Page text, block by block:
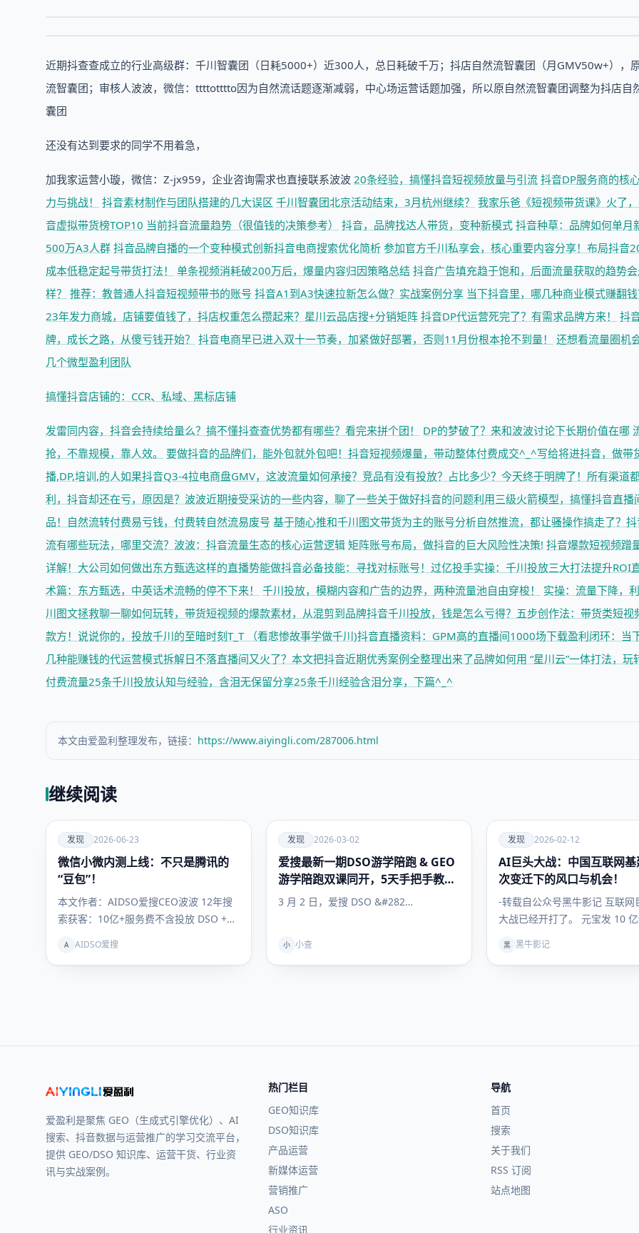
近期抖查查成立的行业高级群：千川智囊团（日耗5000+）近300人，总日耗破千万；抖店自然流智囊团（月GMV50w+），
流智囊团；审核人波波，微信：ttttotttto因为自然流话题逐渐减弱，中心场运营话题加强，所以原自然流智囊团调整为抖店自
囊团
还没有达到要求的同学不用着急，
加我家运营小璇，微信：Z-jx959，企业咨询需求也直接联系波波 20条经验，搞懂抖音短视频放量与引流 抖音DP服务商的核
力与挑战！
抖音素材制作与团队搭建的几大误区 千川智囊团北京活动结束，3月杭州继续？ 我家乐爸《短视频带货课》火了
音虚拟带货榜TOP10 当前抖音流量趋势（很值钱的决策参考） 抖音，品牌找达人带货，变种新模式 抖音种草：品牌如何单月
500万A3人群 抖音品牌自播的一个变种模式创新抖音电商搜索优化简析 参加官方千川私享会，核心重要内容分享！ 布局抖音
成本低稳定起号带货打法！
单条视频消耗破200万后，爆量内容归因策略总结 抖音广告填充趋于饱和，后面流量获取的趋势
样？ 推荐：教普通人抖音短视频带书的账号 抖音A1到A3快速拉新怎么做？实战案例分享 当下抖音里，哪几种商业模式赚翻钱
23年发力商城，店铺要值钱了，抖店权重怎么攒起来？星川云品店搜+分销矩阵 抖音DP代运营死完了？有需求品牌方来！
抖
牌，成长之路，从傻亏钱开始？ 抖音电商早已进入双十一节奏，加紧做好部署，否则11月份根本抢不到量！
还想看流量圈机
几个微型盈利团队
搞懂抖音店铺的：CCR、私域、黑标店铺
发雷同内容，抖音会持续给量么？ 搞不懂抖查查优势都有哪些？看完来拼个团！ DP的梦破了？来和波波讨论下长期价值在哪
抢，不靠规模，靠人效。
要做抖音的品牌们，能外包就外包吧！ 抖音短视频爆量，带动整体付费成交^_^写给将进抖音，做带
播,DP,培训,的人如果抖音Q3-4拉电商盘GMV，这波流量如何承接？ 竞品有没有投放？占比多少？今天终于明牌了！ 所有渠道
利，抖音却还在亏，原因是？ 波波近期接受采访的一些内容，聊了一些关于做好抖音的问题利用三级火箭模型，搞懂抖音直播
品！ 自然流转付费易亏钱，付费转自然流易废号 基于随心推和千川图文带货为主的账号分析自然推流，都让骚操作搞走了？
流有哪些玩法，哪里交流？ 波波：抖音流量生态的核心运营逻辑 矩阵账号布局，做抖音的巨大风险性决策! 抖音爆款短视频蹭
详解！ 大公司如何做出东方甄选这样的直播势能做抖音必备技能：寻找对标账号！ 过亿投手实操：千川投放三大打法提升ROI
术篇：东方甄选，中英话术流畅的停不下来！
千川投放，模糊内容和广告的边界，两种流量池自由穿梭！
实操：流量下降，
川图文拯救聊一聊如何玩转，带货短视频的爆款素材，从混剪到品牌抖音千川投放，钱是怎么亏得？ 五步创作法：带货类短视
款方！ 说说你的，投放千川的至暗时刻T_T （看悲惨故事学做千川)抖音直播资料：GPM高的直播间1000场下载盈利闭环：当
几种能赚钱的代运营模式拆解日不落直播间又火了？本文把抖音近期优秀案例全整理出来了品牌如何用 “星川云”一体打法，玩
付费流量25条千川投放认知与经验，含泪无保留分享25条千川经验含泪分享，下篇^_^
本文由爱盈利整理发布，链接： https://www.aiyingli.com/287006.html
继续阅读
爱
发现
发现 2026-06-23
微信小微内测上线：不只是腾讯的
“豆包”！
本文作者：AIDSO爱搜CEO波波 12年搜
索获客：10亿+服务费不含投放 DSO +
A AIDSO爱搜
爱
发现
发现 2026-03-02
爱搜最新一期DSO游学陪跑 & GEO
游学陪跑双课同开，5天手把手教会
你抢占搜索流量
3 月 2 日，爱搜 DSO &#282…
小 小查
爱
发现
发现 2026-02-12
AI巨头大战：中国互联网
次变迁下的风口与机会！
-转载自公众号黑牛影记 互联网
大战已经开打了。 元宝发 10
黑 黑牛影记
爱盈利是聚焦 GEO（生成式引擎优化）、AI
搜索、抖音数据与运营推广的学习交流平台，
提供 GEO/DSO 知识库、运营干货、行业资
讯与实战案例。
热门栏目
GEO知识库
DSO知识库
产品运营
新媒体运营
营销推广
ASO
行业资讯
导航
首页
搜索
关于我们
RSS 订阅
站点地图